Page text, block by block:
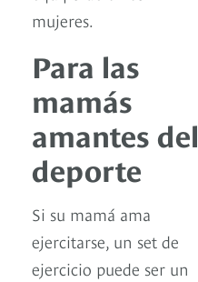
mujeres.
Para las
mamás
amantes del
deporte
Si su mamá ama
ejercitarse, un set de
ejercicio puede ser un